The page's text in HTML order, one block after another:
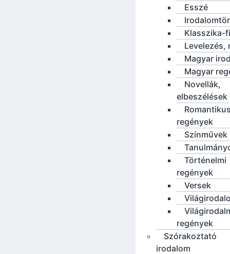
Esszé
Klasszika-
Levelezés,
Magyar
Magyar
Novellák,
elbeszélések
regények
Színművek
Történelmi
regények
Versek
regények
Szórakoztató
irodalom